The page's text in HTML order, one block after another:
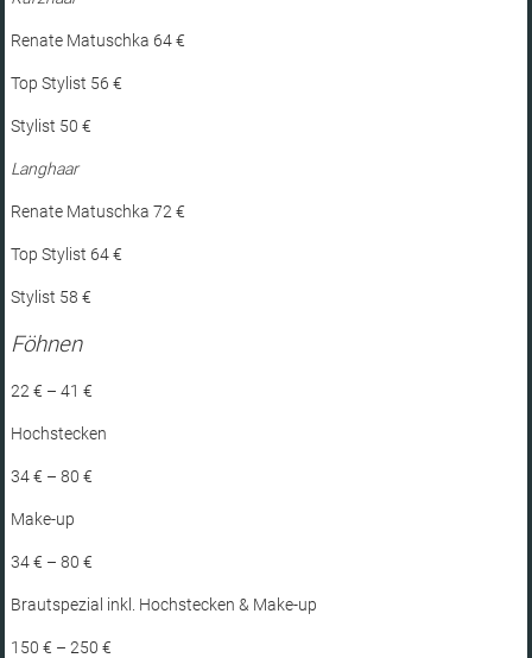
Renate Matuschka 64 €
Top Stylist 56 €
Stylist 50 €
Langhaar
Renate Matuschka 72 €
Top Stylist 64 €
Stylist 58 €
Föhnen
22 € – 41 €
Hochstecken
34 € – 80 €
Make-up
34 € – 80 €
Brautspezial inkl. Hochstecken & Make-up
150 € – 250 €